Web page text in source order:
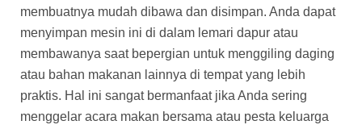
membuatnya mudah dibawa dan disimpan. Anda dapat
menyimpan mesin ini di dalam lemari dapur atau
membawanya saat bepergian untuk menggiling daging
atau bahan makanan lainnya di tempat yang lebih
praktis. Hal ini sangat bermanfaat jika Anda sering
menggelar acara makan bersama atau pesta keluarga